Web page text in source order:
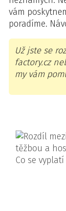
vám
poradíme.
Už jste se
factory.cz
my vám